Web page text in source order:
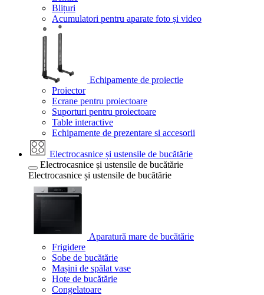
Blițuri
Acumulatori pentru aparate foto și video
Echipamente de proiectie
Proiector
Ecrane pentru proiectoare
Suporturi pentru proiectoare
Table interactive
Echipamente de prezentare si accesorii
Electrocasnice și ustensile de bucătărie
Electrocasnice și ustensile de bucătărie
Electrocasnice și ustensile de bucătărie
Aparatură mare de bucătărie
Frigidere
Sobe de bucătărie
Mașini de spălat vase
Hote de bucătărie
Congelatoare